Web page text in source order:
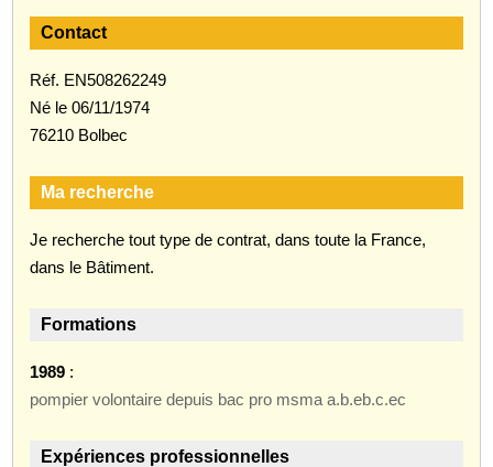
Contact
Réf. EN508262249
Né le 06/11/1974
76210 Bolbec
Ma recherche
Je recherche tout type de contrat, dans toute la France,
dans le Bâtiment.
Formations
1989 :
pompier volontaire depuis bac pro msma a.b.eb.c.ec
Expériences professionnelles